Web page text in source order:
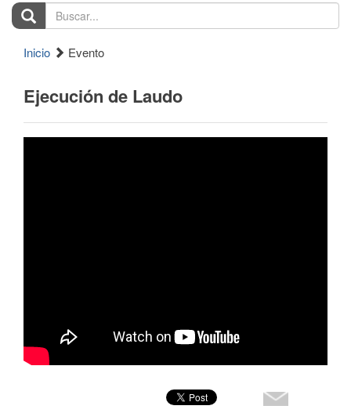
Buscar...
Inicio Evento
Ejecución de Laudo